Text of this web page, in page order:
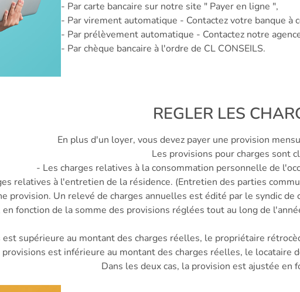
- Par carte bancaire sur notre site " Payer en ligne ",
- Par virement automatique - Contactez votre banque à
- Par prélèvement automatique - Contactez notre
- Par chèque bancaire à l'ordre de CL CONSEILS.
REGLER LES
En plus d'un loyer, vous devez payer une provision
Les provisions pour charges sont
- Les charges relatives à la consommation personnelle de
relatives à l'entretien de la résidence. (Entretien des parties
provision. Un relevé de charges annuelles est édité par le syndic de
fonction de la somme des provisions réglées tout au long de
supérieure au montant des charges réelles, le propriétaire
provisions est inférieure au montant des charges réelles, le locataire
Dans les deux cas, la provision est ajustée en